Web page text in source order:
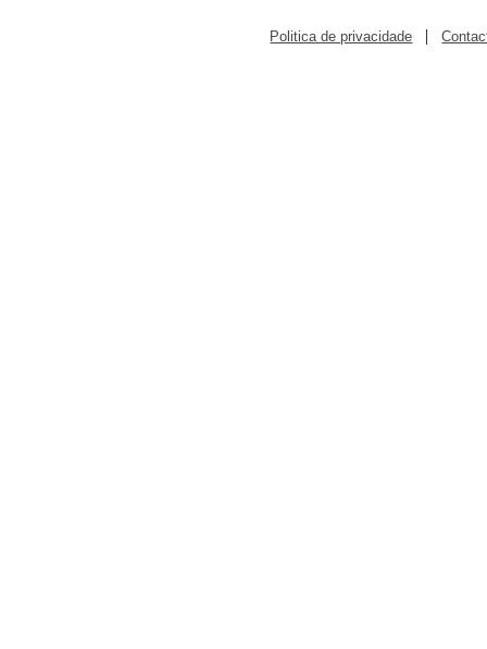
Politica de privacidade |